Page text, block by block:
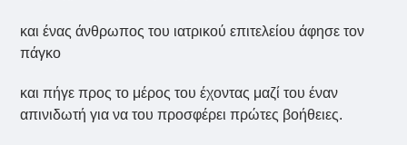
και ένας άνθρωπος του ιατρικού επιτελείου άφησε τον
πάγκο
και πήγε προς το μέρος του έχοντας μαζί του έναν
απινιδωτή για να του προσφέρει πρώτες βοήθειες.